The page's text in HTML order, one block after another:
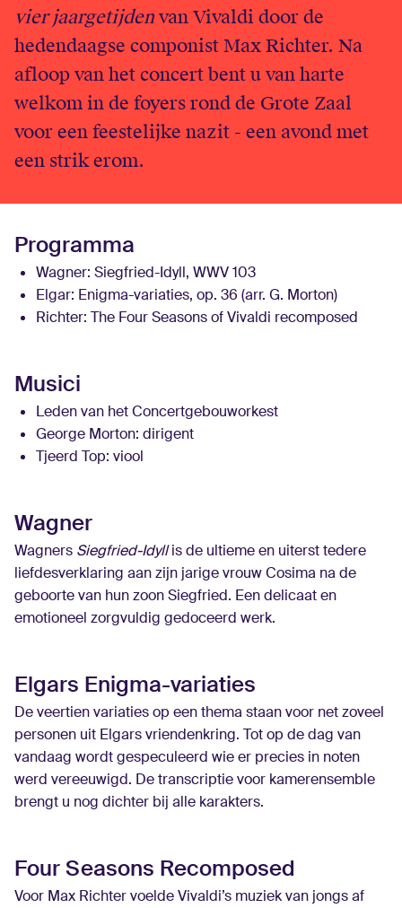
vier jaargetijdenvan Vivaldi door de
hedendaagse componist Max Richter. Na
afloop van het concert bent u van harte
welkom in de foyers rond de Grote Zaal
voor een feestelijke nazit - een avond met
een strik erom.
Programma
Wagner: Siegfried-Idyll, WWV 103
Elgar: Enigma-variaties, op. 36 (arr. G. Morton)
Richter: The Four Seasons of Vivaldi recomposed
Musici
Leden van het Concertgebouworkest
George Morton: dirigent
Tjeerd Top: viool
Wagner
Wagners Siegfried-Idyllis de ultieme en uiterst tedere
liefdesverklaring aan zijn jarige vrouw Cosima na de
geboorte van hun zoon Siegfried. Een delicaat en
emotioneel zorgvuldig gedoceerd werk.
Elgars Enigma-variaties
De veertien variaties op een thema staan voor net zoveel
personen uit Elgars vriendenkring. Tot op de dag van
vandaag wordt gespeculeerd wie er precies in noten
werd vereeuwigd. De transcriptie voor kamerensemble
brengt u nog dichter bij alle karakters.
Four Seasons Recomposed
Voor Max Richter voelde Vivaldi’s muziek van jongs af